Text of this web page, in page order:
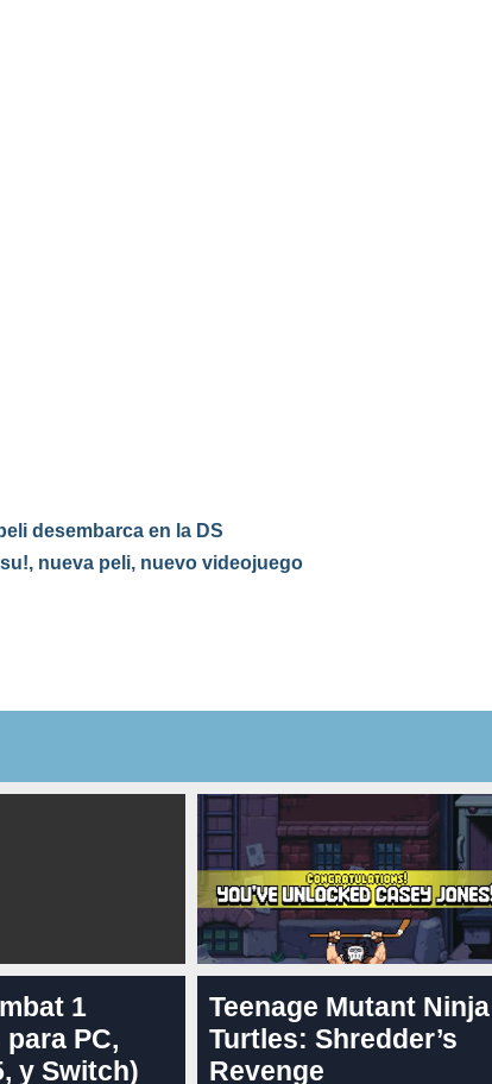
desembarca en la DS
nueva peli, nuevo videojuego
1
PC,
y Switch)
Teenage Mutant Ninja
Turtles: Shredder’s
Revenge